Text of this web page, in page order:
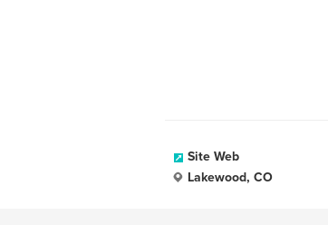
Site Web
Lakewood, CO